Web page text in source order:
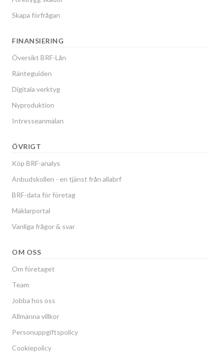
Skapa förfrågan
FINANSIERING
Översikt BRF-Lån
Ränteguiden
Digitala verktyg
Nyproduktion
Intresseanmälan
ÖVRIGT
Köp BRF-analys
Anbudskollen - en tjänst från allabrf
BRF-data för företag
Mäklarportal
Vanliga frågor & svar
OM OSS
Om företaget
Team
Jobba hos oss
Allmänna villkor
Personuppgiftspolicy
Cookiepolicy